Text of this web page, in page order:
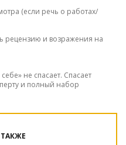
(если речь о работах/
рецензию и возражения на
не спасает. Спасает
и полный набор